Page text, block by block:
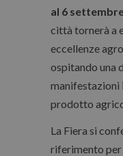
al 6
città tornerà a
eccellenze
ospitando una
manifestazioni
prodotto
La Fiera si
riferimento per